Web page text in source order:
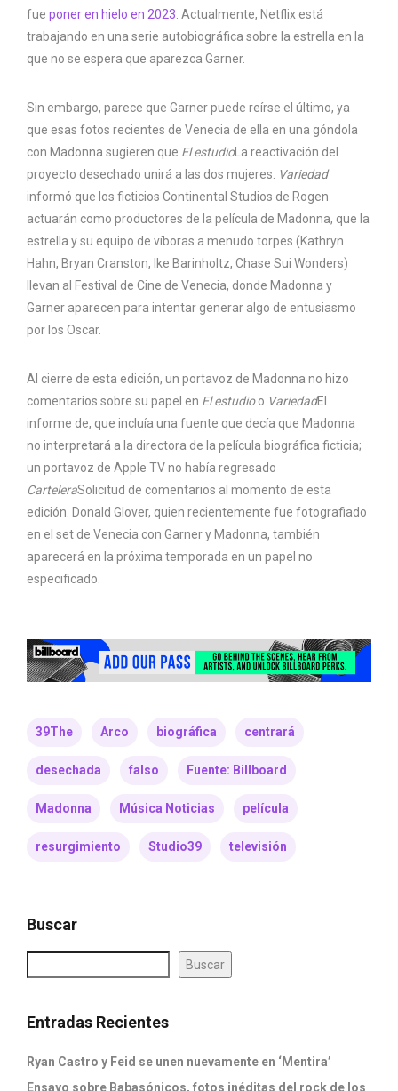
fue poner en hielo en 2023 . Actualmente, Netflix está
trabajando en una serie autobiográfica sobre la estrella en la
que no se espera que aparezca Garner.
Sin embargo, parece que Garner puede reírse el último, ya
que esas fotos recientes de Venecia de ella en una góndola
con Madonna sugieren que El estudioLa reactivación del
proyecto desechado unirá a las dos mujeres. Variedad
informó que los ficticios Continental Studios de Rogen
actuarán como productores de la película de Madonna, que la
estrella y su equipo de víboras a menudo torpes (Kathryn
Hahn, Bryan Cranston, Ike Barinholtz, Chase Sui Wonders)
llevan al Festival de Cine de Venecia, donde Madonna y
Garner aparecen para intentar generar algo de entusiasmo
por los Oscar.
Al cierre de esta edición, un portavoz de Madonna no hizo
comentarios sobre su papel en El estudioo VariedadEl
informe de, que incluía una fuente que decía que Madonna
no interpretará a la directora de la película biográfica ficticia;
un portavoz de Apple TV no había regresado
CarteleraSolicitud de comentarios al momento de esta
edición. Donald Glover, quien recientemente fue fotografiado
en el set de Venecia con Garner y Madonna, también
aparecerá en la próxima temporada en un papel no
especificado.
39The Arco biográfica centrará
desechada falso Fuente: Billboard
Madonna Música Noticias película
resurgimiento Studio39 televisión
Buscar
Buscar
Entradas Recientes
Ryan Castro y Feid se unen nuevamente en ‘Mentira’
Ensayo sobre Babasónicos, fotos inéditas del rock de los